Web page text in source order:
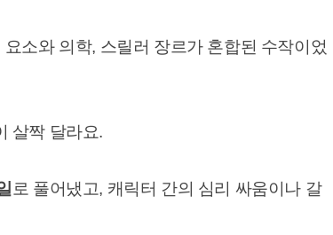
소와 의학, 스릴러 장르가 혼합된 수작이었
살짝 달라요.
로 풀어냈고, 캐릭터 간의 심리 싸움이나 갈